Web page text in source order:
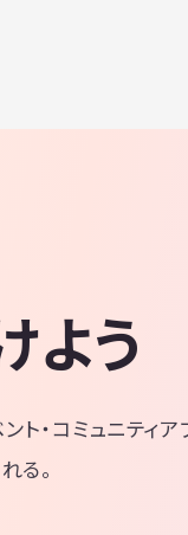
よう
・コミュニティア
る。